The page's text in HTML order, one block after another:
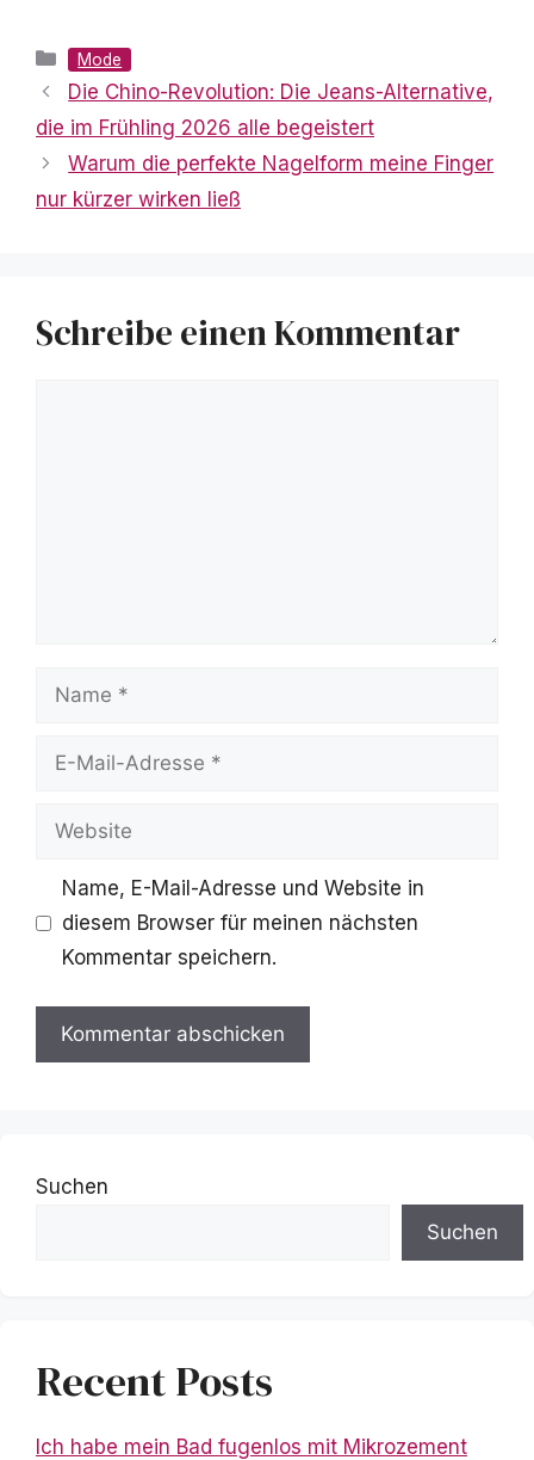
Kategorien
Mode
Die Chino-Revolution: Die Jeans-Alternative,
die im Frühling 2026 alle begeistert
Warum die perfekte Nagelform meine Finger
nur kürzer wirken ließ
Schreibe einen Kommentar
Name
Adresse
Website
Name, E-Mail-Adresse und Website in
diesem Browser für meinen nächsten
Kommentar speichern.
Suchen
Suchen
Recent Posts
Ich habe mein Bad fugenlos mit Mikrozement